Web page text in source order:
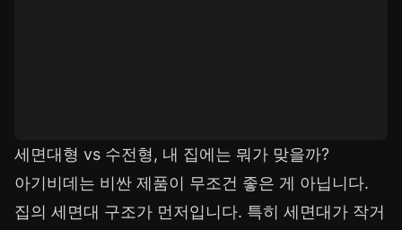
세면대형 vs 수전형, 내 집에는 뭐가 맞을까?
아기비데는 비싼 제품이 무조건 좋은 게 아닙니다.
집의 세면대 구조가 먼저입니다. 특히 세면대가 작거